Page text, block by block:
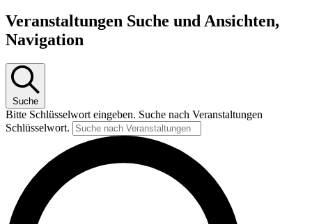
Veranstaltungen Suche und Ansichten,
Navigation
Suche
Bitte Schlüsselwort eingeben. Suche nach Veranstaltungen
Schlüsselwort.